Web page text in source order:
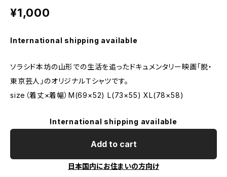
¥1,000
International shipping available
ソラシド本坊の山形での生活を追ったドキュメンタリー映画「脱・
東京芸人」のオリジナルＴシャツです。
size（着丈×着幅）M(69×52) L(73×55) XL(78×58)
International shipping available
Add to cart
日本国内にお住まいの方向け